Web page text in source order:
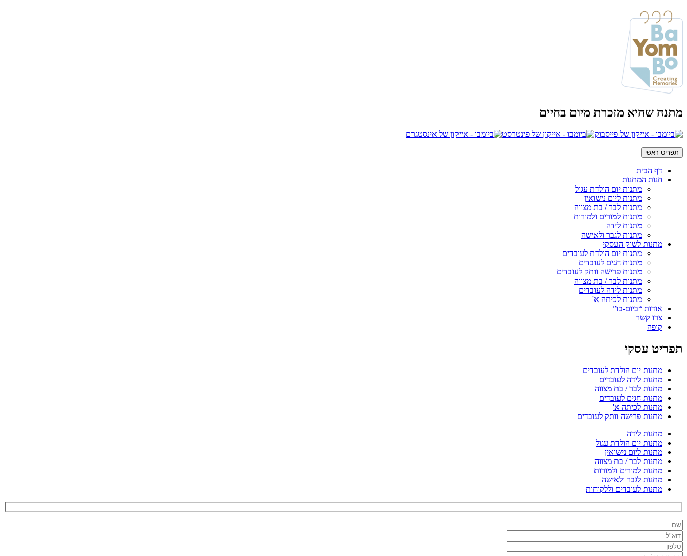
מתנה שהיא מזכרת מיום בחיים
תפריט ראשי
דף הבית
חנות המתנות
מתנות יום הולדת עגול
מתנות ליום נישואין
מתנות לבר / בת מצווה
מתנות למורים ולמורות
מתנות לידה
מתנות לגבר ולאישה
מתנות לשוק העסקי
מתנות יום הולדת לעובדים
מתנות חגים לעובדים
מתנות פרישה וותק לעובדים
מתנות לבר / בת מצווה
מתנות לידה לעובדים
מתנות לכיתה א'
אודות “ביום-בו”
צרו קשר
קופה
תפריט עסקי
מתנות יום הולדת לעובדים
מתנות לידה לעובדים
מתנות לבר / בת מצווה
מתנות חגים לעובדים
מתנות לכיתה א'
מתנות פרישה וותק לעובדים
מתנות לידה
מתנות יום הולדת עגול
מתנות ליום נישואין
מתנות לבר / בת מצווה
מתנות למורים ולמורות
מתנות לגבר ולאישה
מתנות לעובדים וללקוחות